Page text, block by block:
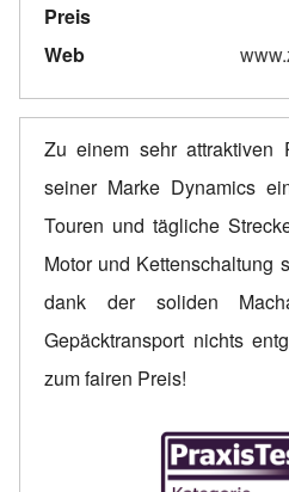
Preis
Web
Zu einem sehr attraktiven
seiner Marke Dynamics
Touren und tägliche
Motor und Kettenschaltung
dank der soliden
Gepäcktransport nichts
zum fairen Preis!